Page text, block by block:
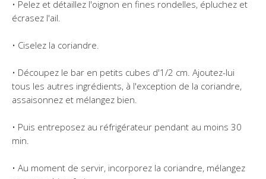
• Pelez et détaillez l'oignon en fines rondelles, épluchez et
écrasez l'ail.
• Ciselez la coriandre.
• Découpez le bar en petits cubes d'1/2 cm. Ajoutez-lui
tous les autres ingrédients, à l'exception de la coriandre,
assaisonnez et mélangez bien.
• Puis entreposez au réfrigérateur pendant au moins 30
min.
• Au moment de servir, incorporez la coriandre, mélangez